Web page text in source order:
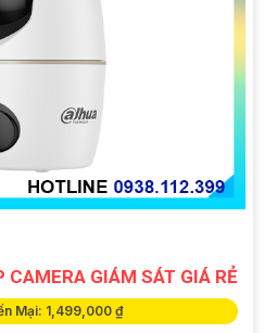
GIÁM SÁT GIÁ RẺ
Mại: 1,499,000 ₫